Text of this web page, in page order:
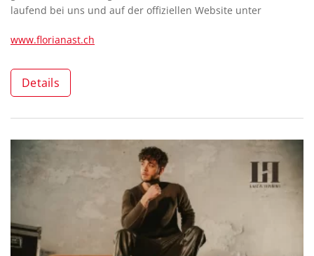
laufend bei uns und auf der offiziellen Website unter
www.florianast.ch
Details